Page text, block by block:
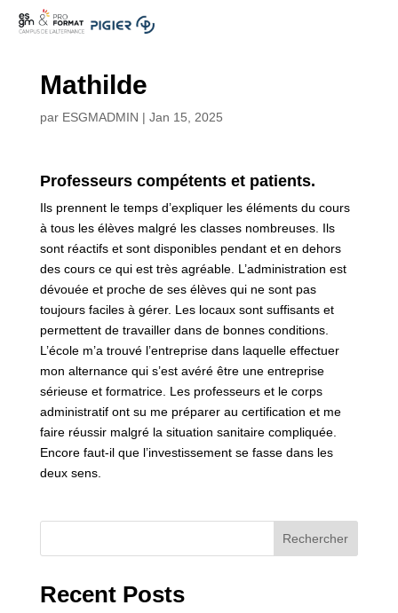
Mathilde
par ESGMADMIN | Jan 15, 2025
Professeurs compétents et patients.
Ils prennent le temps d’expliquer les éléments du cours
à tous les élèves malgré les classes nombreuses. Ils
sont réactifs et sont disponibles pendant et en dehors
des cours ce qui est très agréable. L’administration est
dévouée et proche de ses élèves qui ne sont pas
toujours faciles à gérer. Les locaux sont suffisants et
permettent de travailler dans de bonnes conditions.
L’école m’a trouvé l’entreprise dans laquelle effectuer
mon alternance qui s’est avéré être une entreprise
sérieuse et formatrice. Les professeurs et le corps
administratif ont su me préparer au certification et me
faire réussir malgré la situation sanitaire compliquée.
Encore faut-il que l’investissement se fasse dans les
deux sens.
Rechercher
Recent Posts